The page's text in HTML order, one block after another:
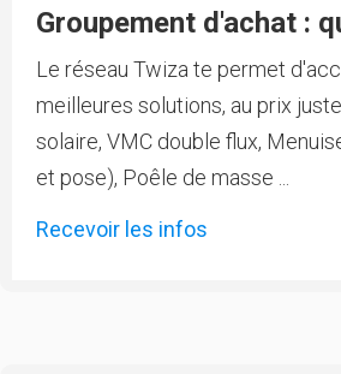
Groupement d'achat :
Le réseau Twiza te permet
meilleures solutions, au prix
solaire, VMC double flux,
et pose), Poêle de masse ...
Recevoir les infos